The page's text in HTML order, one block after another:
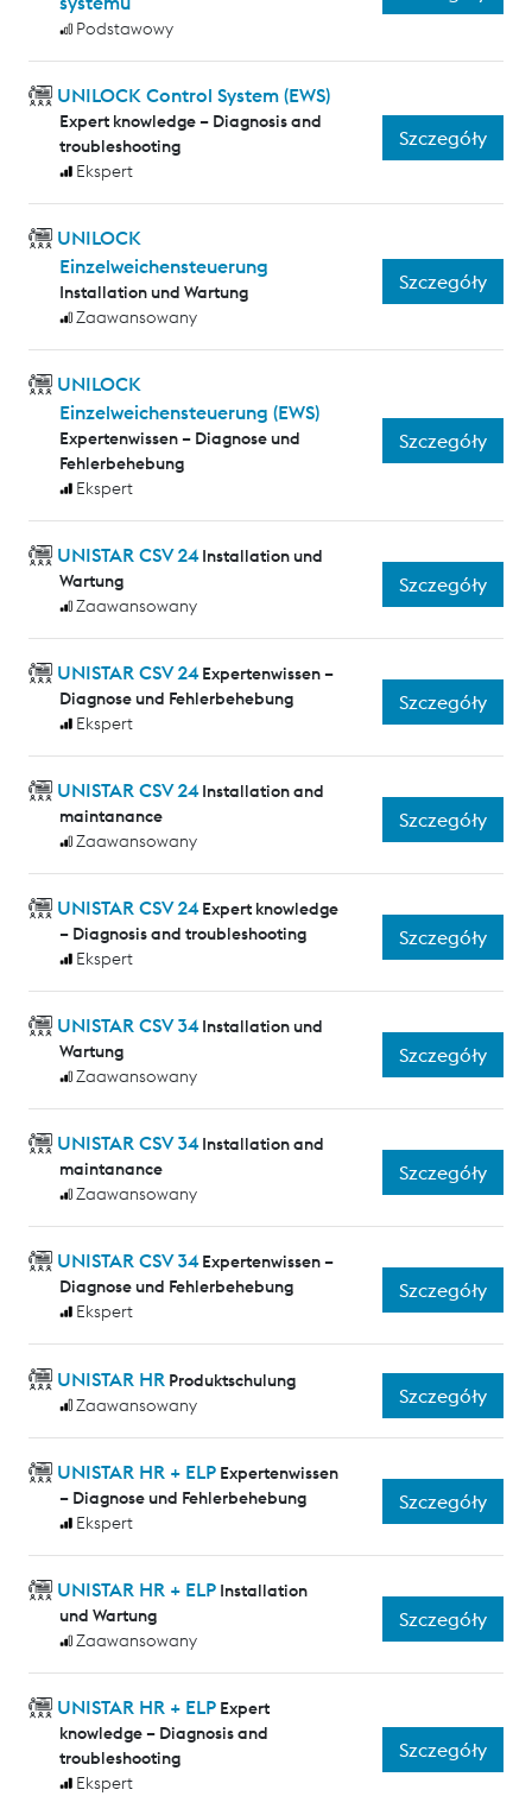
Podstawowy
UNILOCK Control System (EWS)
Expert knowledge – Diagnosis and
troubleshooting
Ekspert
Szczegóły
UNILOCK
Einzelweichensteuerung
Installation und Wartung
Zaawansowany
Szczegóły
UNILOCK
Einzelweichensteuerung (EWS)
Expertenwissen – Diagnose und
Fehlerbehebung
Ekspert
Szczegóły
UNISTAR CSV 24 Installation und
Wartung
Zaawansowany
Szczegóły
UNISTAR CSV 24 Expertenwissen –
Diagnose und Fehlerbehebung
Ekspert
Szczegóły
UNISTAR CSV 24 Installation and
maintanance
Zaawansowany
Szczegóły
UNISTAR CSV 24 Expert knowledge
– Diagnosis and troubleshooting
Ekspert
Szczegóły
UNISTAR CSV 34 Installation und
Wartung
Zaawansowany
Szczegóły
UNISTAR CSV 34 Installation and
maintanance
Zaawansowany
Szczegóły
UNISTAR CSV 34 Expertenwissen –
Diagnose und Fehlerbehebung
Ekspert
Szczegóły
UNISTAR HR Produktschulung
Zaawansowany
Szczegóły
UNISTAR HR + ELP Expertenwissen
– Diagnose und Fehlerbehebung
Ekspert
Szczegóły
UNISTAR HR + ELP Installation
und Wartung
Zaawansowany
Szczegóły
UNISTAR HR + ELP Expert
knowledge – Diagnosis and
troubleshooting
Ekspert
Szczegóły